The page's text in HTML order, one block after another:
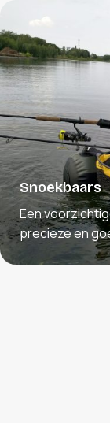
Snoekbaars
Een
precieze en